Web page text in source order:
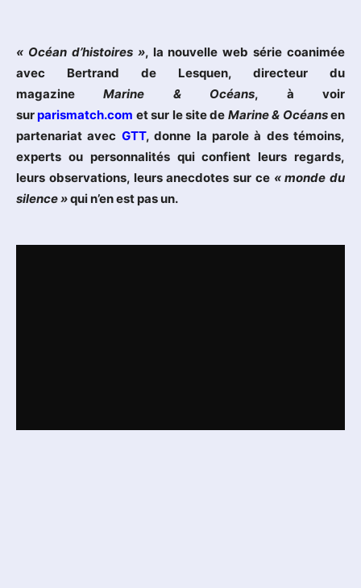
« Océan d’histoires », la nouvelle web série coanimée
avec Bertrand de Lesquen, directeur du
magazineMarine & Océans, à voir
surparismatch.com et sur le site de Marine & Océansen
partenariat avec GTT, donne la parole à des témoins,
experts ou personnalités qui confient leurs regards,
leurs observations, leurs anecdotes sur ce « monde du
silence »qui n’en est pas un.